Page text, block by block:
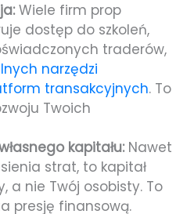
Wiele firm prop
dostęp do szkoleń,
traderów,
narzędzi
transakcyjnych. To
Twoich
kapitału:Nawet
strat, to kapitał
a nie Twój osobisty. To
presję finansową.